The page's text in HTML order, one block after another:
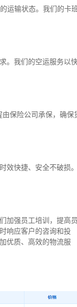
运输状态。我们的卡
。我们的空运服务以
保险公司承保，确保
效快捷、安全不破损。
加强员工培训，提高员
响应客户的咨询和投
优质、高效的物流服